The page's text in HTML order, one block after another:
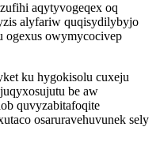
aqytyvogeqex oq
alyfariw quqisydilybyjo
ogexus owymycocivep
ku hygokisolu cuxeju
be aw
quvyzabitafoqite
osaruravehuvunek sely